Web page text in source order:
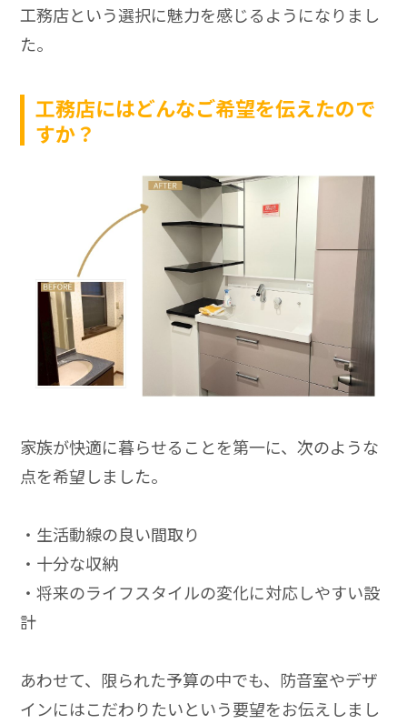
工務店という選択に魅力を感じるようになりまし
た。
工務店にはどんなご希望を伝えたので
すか？
家族が快適に暮らせることを第一に、次のような
点を希望しました。
・生活動線の良い間取り
・十分な収納
・将来のライフスタイルの変化に対応しやすい設
計
あわせて、限られた予算の中でも、防音室やデザ
インにはこだわりたいという要望をお伝えしまし